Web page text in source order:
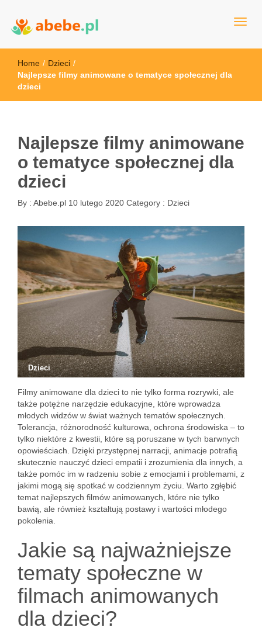
Abebe
Home / Dzieci /
Najlepsze filmy animowane o tematyce społecznej dla
dzieci
Najlepsze filmy animowane
o tematyce społecznej dla
dzieci
By : Abebe.pl 10 lutego 2020 Category : Dzieci
Dzieci
Filmy animowane dla dzieci to nie tylko forma rozrywki, ale
także potężne narzędzie edukacyjne, które wprowadza
młodych widzów w świat ważnych tematów społecznych.
Tolerancja, różnorodność kulturowa, ochrona środowiska – to
tylko niektóre z kwestii, które są poruszane w tych barwnych
opowieściach. Dzięki przystępnej narracji, animacje potrafią
skutecznie nauczyć dzieci empatii i zrozumienia dla innych, a
także pomóc im w radzeniu sobie z emocjami i problemami, z
jakimi mogą się spotkać w codziennym życiu. Warto zgłębić
temat najlepszych filmów animowanych, które nie tylko
bawią, ale również kształtują postawy i wartości młodego
pokolenia.
Jakie są najważniejsze
tematy społeczne w
filmach animowanych
dla dzieci?